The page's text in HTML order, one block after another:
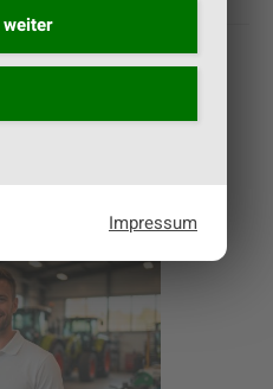
weiter
Impressum